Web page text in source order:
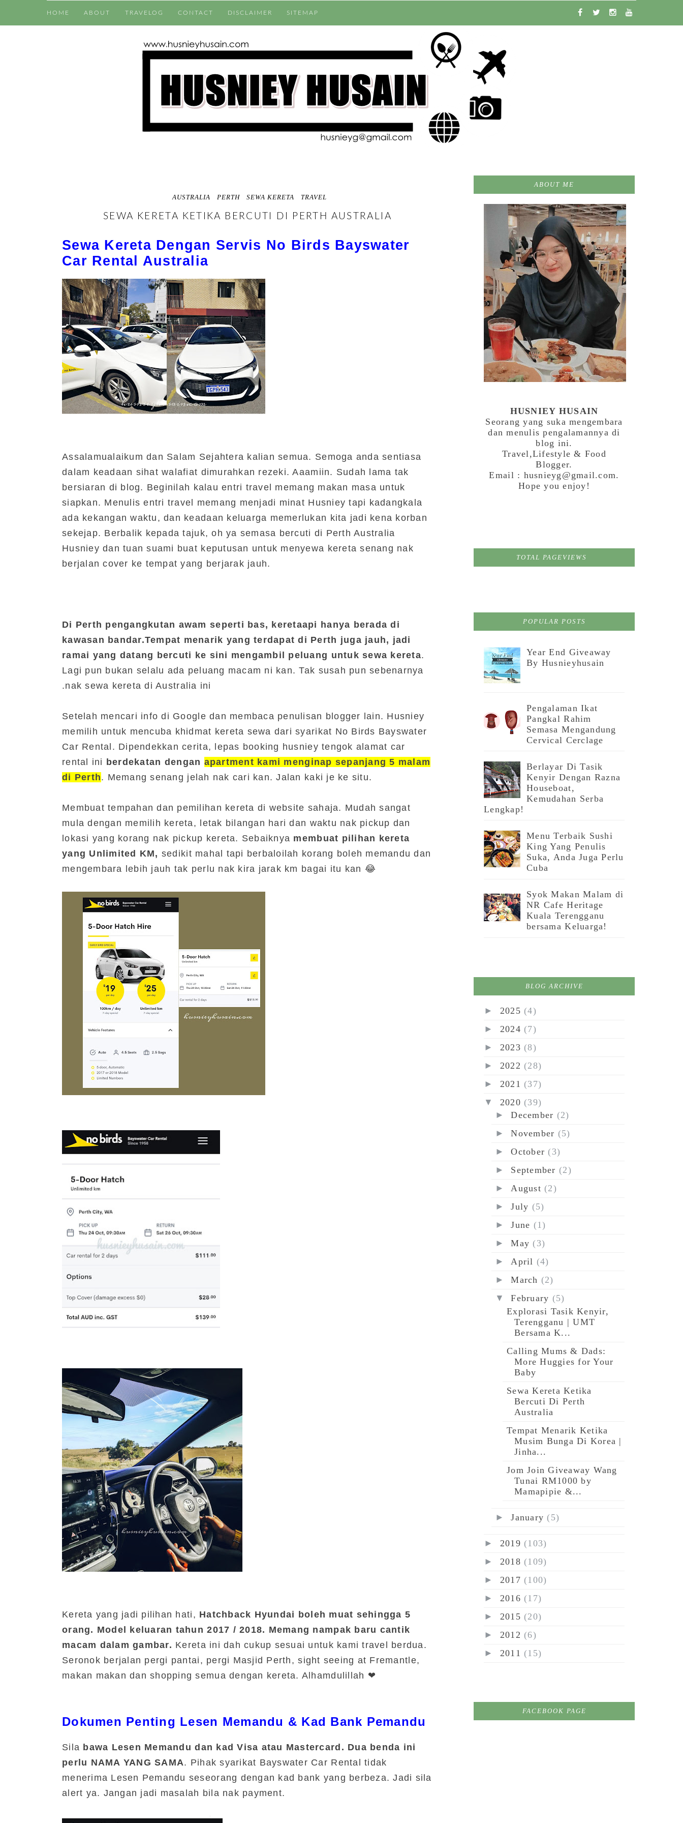
HOME ABOUT TRAVELOG CONTACT DISCLAIMER SITEMAP
AUSTRALIA PERTH SEWA KERETA TRAVEL
SEWA KERETA KETIKA BERCUTI DI PERTH AUSTRALIA
Sewa Kereta Dengan Servis No Birds Bayswater
Car Rental Australia
Assalamualaikum dan Salam Sejahtera kalian semua. Semoga anda sentiasa
dalam keadaan sihat walafiat dimurahkan rezeki. Aaamiin. Sudah lama tak
bersiaran di blog. Beginilah kalau entri travel memang makan masa untuk
siapkan. Menulis entri travel memang menjadi minat Husniey tapi kadangkala
ada kekangan waktu, dan keadaan keluarga memerlukan kita jadi kena korban
sekejap. Berbalik kepada tajuk, oh ya semasa bercuti di Perth Australia
Husniey dan tuan suami buat keputusan untuk menyewa kereta senang nak
berjalan cover ke tempat yang berjarak jauh.
Di Perth pengangkutan awam seperti bas, keretaapi hanya berada di
kawasan bandar.Tempat menarik yang terdapat di Perth juga jauh, jadi
ramai yang datang bercuti ke sini mengambil peluang untuk sewa kereta.
Lagi pun bukan selalu ada peluang macam ni kan. Tak susah pun sebenarnya
nak sewa kereta di Australia ini.
Setelah mencari info di Google dan membaca penulisan blogger lain. Husniey
memilih untuk mencuba khidmat kereta sewa dari syarikat No Birds Bayswater
Car Rental. Dipendekkan cerita, lepas booking husniey tengok alamat car
rental ini berdekatan dengan apartment kami menginap sepanjang 5 malam
di Perth. Memang senang jelah nak cari kan. Jalan kaki je ke situ.
Membuat tempahan dan pemilihan kereta di website sahaja. Mudah sangat
mula dengan memilih kereta, letak bilangan hari dan waktu nak pickup dan
lokasi yang korang nak pickup kereta. Sebaiknya membuat pilihan kereta
yang Unlimited KM, sedikit mahal tapi berbaloilah korang boleh memandu dan
mengembara lebih jauh tak perlu nak kira jarak km bagai itu kan 😂
Kereta yang jadi pilihan hati, Hatchback Hyundai boleh muat sehingga 5
orang. Model keluaran tahun 2017 / 2018. Memang nampak baru cantik
macam dalam gambar. Kereta ini dah cukup sesuai untuk kami travel berdua.
Seronok berjalan pergi pantai, pergi Masjid Perth, sight seeing at Fremantle,
makan makan dan shopping semua dengan kereta. Alhamdulillah ❤
Dokumen Penting Lesen Memandu & Kad Bank Pemandu
Sila bawa Lesen Memandu dan kad Visa atau Mastercard. Dua benda ini
perlu NAMA YANG SAMA. Pihak syarikat Bayswater Car Rental tidak
menerima Lesen Pemandu seseorang dengan kad bank yang berbeza. Jadi sila
alert ya. Jangan jadi masalah bila nak payment.
ABOUT ME
HUSNIEY HUSAIN
Seorang yang suka mengembara
dan menulis pengalamannya di
blog ini.
Travel,Lifestyle & Food
Blogger.
Email : husnieyg@gmail.com.
Hope you enjoy!
TOTAL PAGEVIEWS
POPULAR POSTS
Year End Giveaway
By Husnieyhusain
Pengalaman Ikat
Pangkal Rahim
Semasa Mengandung
Cervical Cerclage
Berlayar Di Tasik
Kenyir Dengan Razna
Houseboat,
Kemudahan Serba
Lengkap!
Menu Terbaik Sushi
King Yang Penulis
Suka, Anda Juga Perlu
Cuba
Syok Makan Malam di
NR Cafe Heritage
Kuala Terengganu
bersama Keluarga!
BLOG ARCHIVE
► 2025 (4)
► 2024 (7)
► 2023 (8)
► 2022 (28)
► 2021 (37)
▼ 2020 (39)
►December (2)
►November (5)
►October (3)
► September (2)
►August (2)
►July (5)
►June (1)
►May (3)
►April (4)
►March (2)
▼February (5)
Explorasi Tasik Kenyir,
Terengganu | UMT
Bersama K...
Calling Mums & Dads:
More Huggies for Your
Baby
Sewa Kereta Ketika
Bercuti Di Perth
Australia
Tempat Menarik Ketika
Musim Bunga Di Korea |
Jinha...
Jom Join Giveaway Wang
Tunai RM1000 by
Mamapipie &...
►January (5)
► 2019 (103)
► 2018 (109)
► 2017 (100)
► 2016 (17)
► 2015 (20)
► 2012 (6)
► 2011 (15)
FACEBOOK PAGE